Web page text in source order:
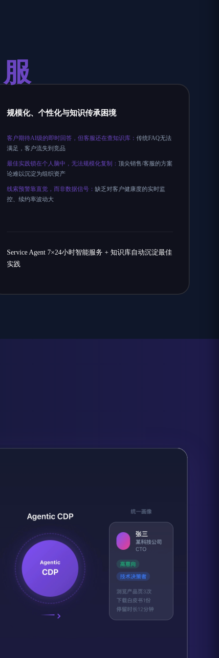
服
规模化、个性化与知识传承困境
客户期待AI级的即时回答，但客服还在查知识库： 传统FAQ无法
满足，客户流失到竞品
最佳实践锁在个人脑中，无法规模化复制： 顶尖销售/客服的方案
论难以沉淀为组织资产
线索预警靠直觉，而非数据信号： 缺乏对客户健康度的实时监
控、续约率波动大
Service Agent 7×24小时智能服务 + 知识库自动沉淀最佳
实践